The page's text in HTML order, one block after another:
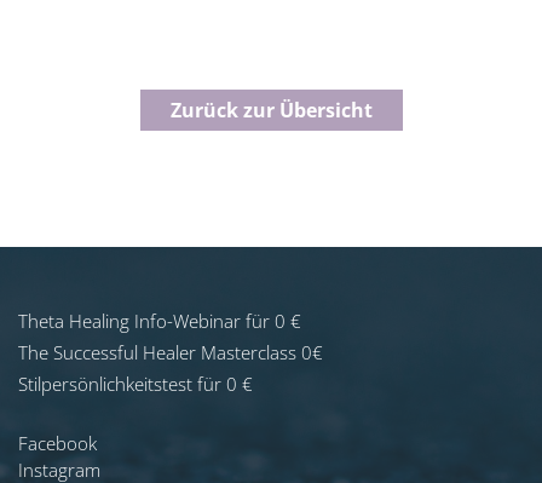
Zurück zur Übersicht
Theta Healing Info-Webinar für 0 €
The Successful Healer Masterclass 0€
Stilpersönlichkeitstest für 0 €
Facebook
Instagram